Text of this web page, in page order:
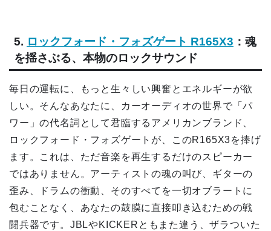
5. ロックフォード・フォズゲート R165X3 ：魂
を揺さぶる、本物のロックサウンド
毎日の運転に、もっと生々しい興奮とエネルギーが欲
しい。そんなあなたに、カーオーディオの世界で「パ
ワー」の代名詞として君臨するアメリカンブランド、
ロックフォード・フォズゲートが、このR165X3を捧げ
ます。これは、ただ音楽を再生するだけのスピーカー
ではありません。アーティストの魂の叫び、ギターの
歪み、ドラムの衝動、そのすべてを一切オブラートに
包むことなく、あなたの鼓膜に直接叩き込むための戦
闘兵器です。JBLやKICKERともまた違う、ザラついた